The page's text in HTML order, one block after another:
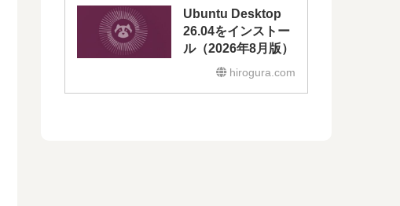
Ubuntu Desktop
26.04をインストー
ル（2026年8月版）
hirogura.com